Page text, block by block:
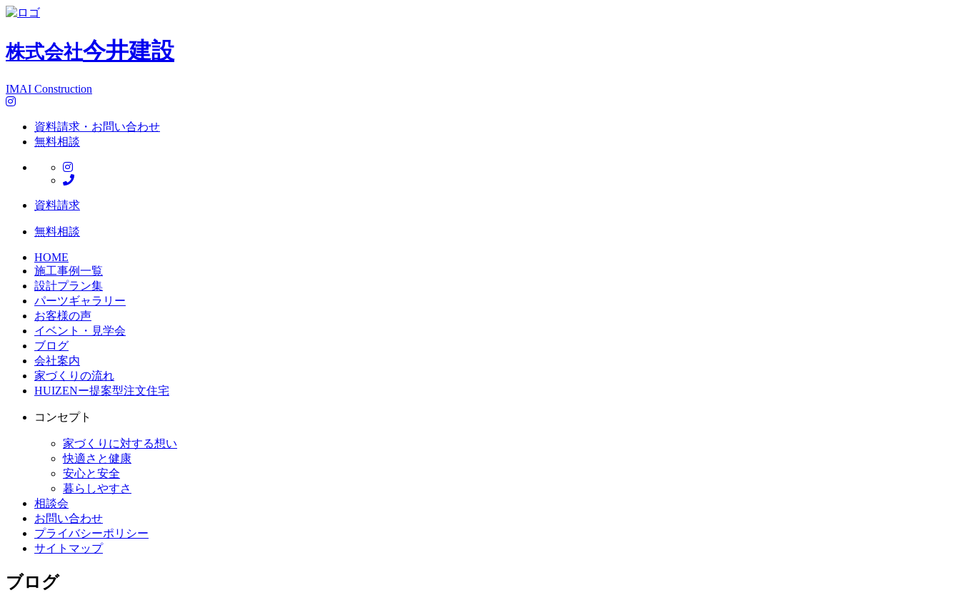
株式会社今井建設
IMAI Construction
資料請求・お問い合わせ
無料相談
資料請求
無料相談
HOME
施工事例一覧
設計プラン集
パーツギャラリー
お客様の声
イベント・見学会
ブログ
会社案内
家づくりの流れ
HUIZENー提案型注文住宅
コンセプト
家づくりに対する想い
快適さと健康
安心と安全
暮らしやすさ
相談会
お問い合わせ
プライバシーポリシー
サイトマップ
ブログ